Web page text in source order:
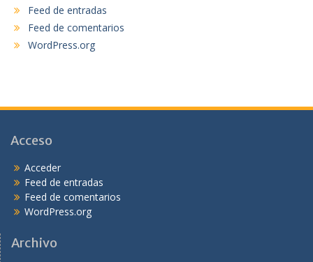
Feed de entradas
Feed de comentarios
WordPress.org
Acceso
Acceder
Feed de entradas
Feed de comentarios
WordPress.org
Archivo